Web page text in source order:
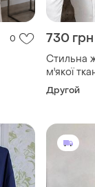
0 730 грн
Стильна
м'якої
Другой